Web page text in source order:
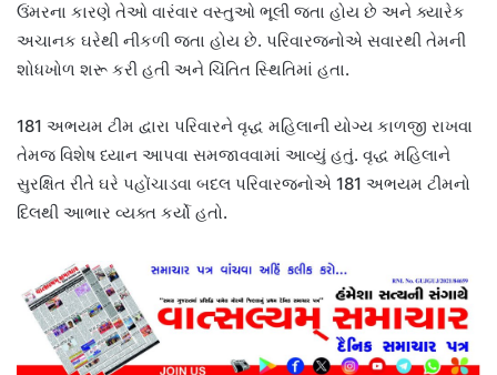
ઉંમરના કારણે તેઓ વારંવાર વસ્તુઓ ભૂલી જતા હોય છે અને ક્યારેક
અચાનક ઘરેથી નીકળી જતા હોય છે. પરિવારજનોએ સવારથી તેમની
શોધખોળ શરૂ કરી હતી અને ચિંતિત સ્થિતિમાં હતા.
181 અભયમ ટીમ દ્વારા પરિવારને વૃદ્ધ મહિલાની યોગ્ય કાળજી રાખવા
તેમજ વિશેષ ધ્યાન આપવા સમજાવવામાં આવ્યું હતું. વૃદ્ધ મહિલાને
સુરક્ષિત રીતે ઘરે પહોંચાડવા બદલ પરિવારજનોએ 181 અભયમ ટીમનો
દિલથી આભાર વ્યક્ત કર્યો હતો.